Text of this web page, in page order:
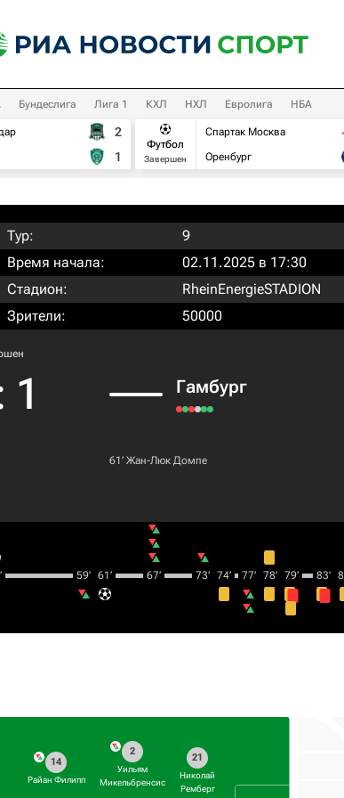
Бундеслига Лига 1 КХЛ НХЛ Евролига НБА
2
1
Футбол
Завершен
Спартак Москва
Оренбург
Тур:
9
Время начала:
02.11.2025 в 17:30
Стадион:
RheinEnergieSTADION
Зрители:
50000
1 Гамбург
61‎’‎ Жан-Люк Домпе
59‎’‎ 61‎’‎ 67‎’‎ 73‎’‎ 74‎’‎ 77‎’‎ 78‎’‎ 79‎’‎ 83‎’‎
21
Николай
Ремберг
2
Уильям
Микельбренсис
14
Райан Филипп